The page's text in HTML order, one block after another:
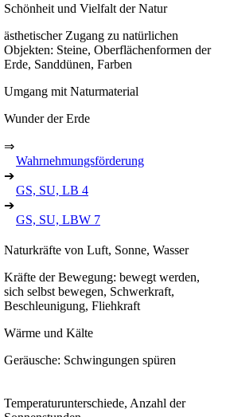
Schönheit und Vielfalt der Natur
ästhetischer Zugang zu natürlichen
Objekten: Steine, Oberflächenformen der
Erde, Sanddünen, Farben
Umgang mit Naturmaterial
Wunder der Erde
⇒
Wahrnehmungsförderung
➔
GS, SU, LB 4
➔
GS, SU, LBW 7
Naturkräfte von Luft, Sonne, Wasser
Kräfte der Bewegung: bewegt werden,
sich selbst bewegen, Schwerkraft,
Beschleunigung, Fliehkraft
Wärme und Kälte
Geräusche: Schwingungen spüren
Temperaturunterschiede, Anzahl der